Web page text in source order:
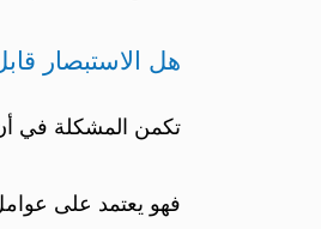
هل الاستبصار
تكمن المشكلة في أن
فهو يعتمد على